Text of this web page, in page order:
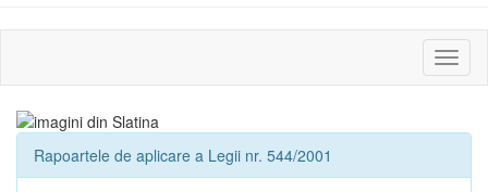
sau
Rapoartele de aplicare a Legii nr. 544/2001